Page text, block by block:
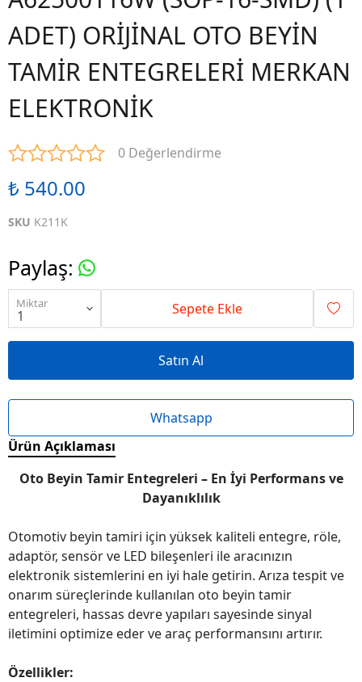
ADET) ORİJİNAL OTO BEYİN
TAMİR ENTEGRELERİ MERKAN
ELEKTRONİK
0 Değerlendirme
₺ 540.00
SKU K211K
Paylaş:
Miktar Sepete Ekle
Satın Al
Whatsapp
Ürün Açıklaması
Oto Beyin Tamir Entegreleri – En İyi Performans ve
Dayanıklılık
Otomotiv beyin tamiri için yüksek kaliteli entegre, röle,
adaptör, sensör ve LED bileşenleri ile aracınızın
elektronik sistemlerini en iyi hale getirin. Arıza tespit ve
onarım süreçlerinde kullanılan oto beyin tamir
entegreleri, hassas devre yapıları sayesinde sinyal
iletimini optimize eder ve araç performansını artırır.
Özellikler: